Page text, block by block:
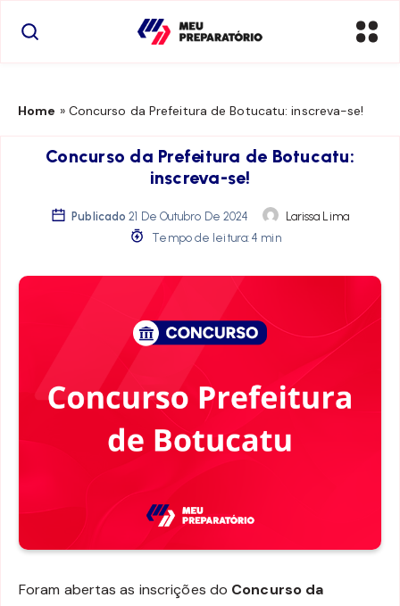
Home » Concurso da Prefeitura de Botucatu: inscreva-se!
Concurso da Prefeitura de Botucatu:
inscreva-se!
Publicado 21 De Outubro De 2024
Larissa Lima
Tempo de leitura: 4 min
Foram abertas as inscrições do Concurso da